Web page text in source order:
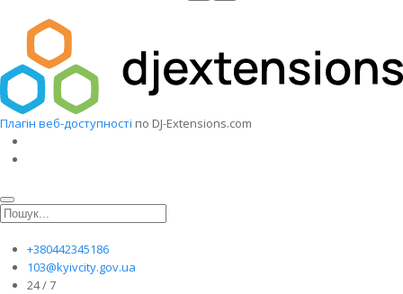
Плагін веб-доступності по DJ-Extensions.com
+380442345186
103@kyivcity.gov.ua
24 / 7